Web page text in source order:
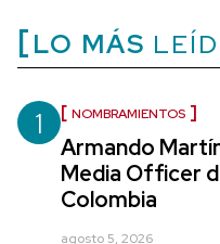
LO MÁS
1 NOMBRAMIENTOS
Armando
Media Officer
Colombia
agosto 5, 2026